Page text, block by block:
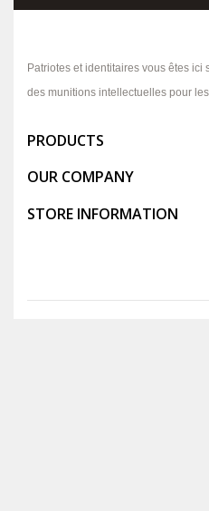
Patriotes et identitaires vous êtes
des munitions intellectuelles pour
PRODUCTS
OUR COMPANY
STORE INFORMATION